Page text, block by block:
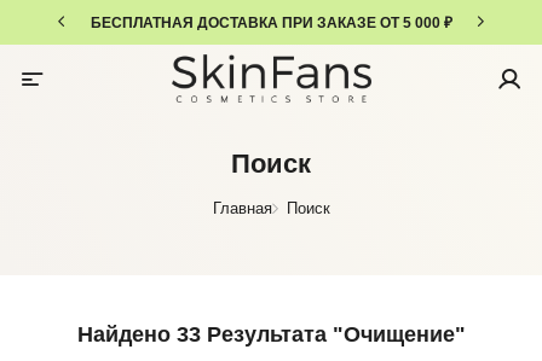
БЕСПЛАТНАЯ ДОСТАВКА ПРИ ЗАКАЗЕ ОТ 5 000 ₽
Поиск
Главная Поиск
Найдено 33 Результата"Очищение"